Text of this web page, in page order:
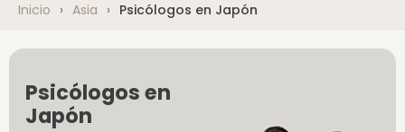
Inicio Asia Psicólogos en Japón
Psicólogos en
Japón